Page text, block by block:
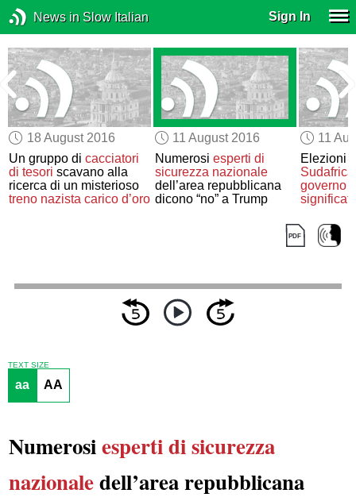
News in Slow Italian Sign In
18 August 2016
Un gruppo dicacciatori
di tesori scavano alla
ricerca di un misterioso
treno nazista carico d’oro
11 August 2016
Numerosi esperti di
sicurezza nazionale
dell’area repubblicana
dicono “no” a Trump
11
Elezioni
Sudafrica
governo
TEXT SIZE
aa AA
Numerosiesperti di sicurezza
nazionaledell’area repubblicana